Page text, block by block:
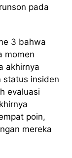
pada
3 bahwa
momen
akhirnya
status insiden
evaluasi
poin,
mereka